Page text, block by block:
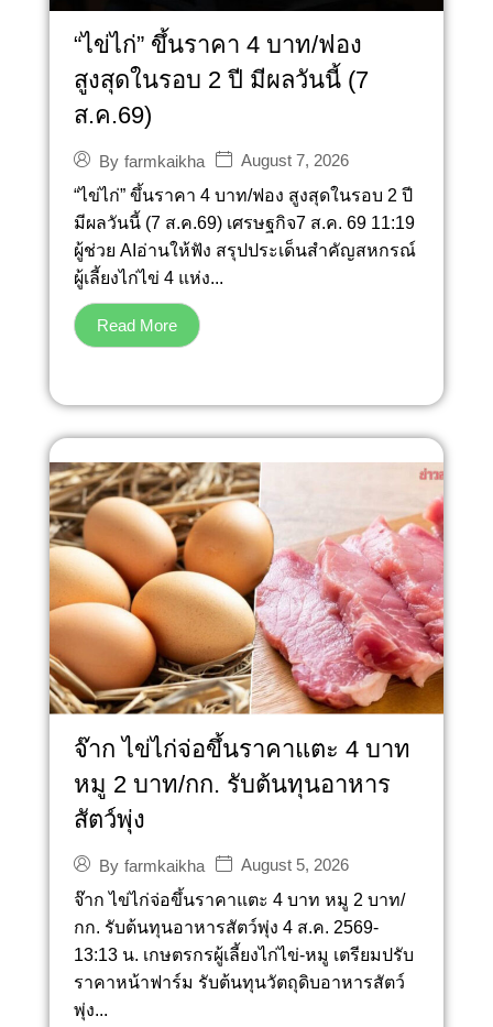
“ไข่ไก่” ขึ้นราคา 4 บาท/ฟอง
สูงสุดในรอบ 2 ปี มีผลวันนี้ (7
ส.ค.69)
By farmkaikha
August 7, 2026
“ไข่ไก่” ขึ้นราคา 4 บาท/ฟอง สูงสุดในรอบ 2 ปี
มีผลวันนี้ (7 ส.ค.69) เศรษฐกิจ7 ส.ค. 69 11:19
ผู้ช่วย AIอ่านให้ฟัง สรุปประเด็นสำคัญสหกรณ์
ผู้เลี้ยงไก่ไข่ 4 แห่ง...
Read More
จ๊าก ไข่ไก่จ่อขึ้นราคาแตะ 4 บาท
หมู 2 บาท/กก. รับต้นทุนอาหาร
สัตว์พุ่ง
By farmkaikha
August 5, 2026
จ๊าก ไข่ไก่จ่อขึ้นราคาแตะ 4 บาท หมู 2 บาท/
กก. รับต้นทุนอาหารสัตว์พุ่ง 4 ส.ค. 2569-
13:13 น. เกษตรกรผู้เลี้ยงไก่ไข่-หมู เตรียมปรับ
ราคาหน้าฟาร์ม รับต้นทุนวัตถุดิบอาหารสัตว์
พุ่ง...